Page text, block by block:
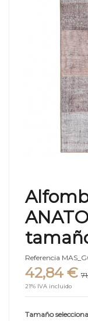
Referencia
42,84 €
21% IVA incluido
Tamaño